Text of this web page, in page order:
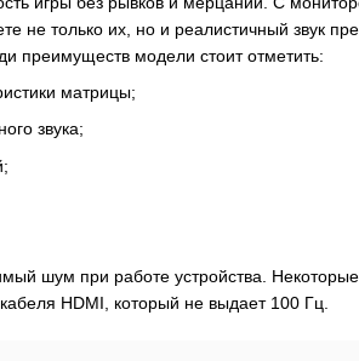
не только их, но и реалистичный звук
преимуществ модели стоит отметить:
матрицы;
звука;
шум при работе устройства. Некоторые
HDMI, который не выдает 100 Гц.